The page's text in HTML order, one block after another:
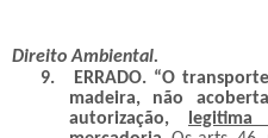
Direito Ambiental.
9.
ERRADO. “O
madeira, não
autorização,